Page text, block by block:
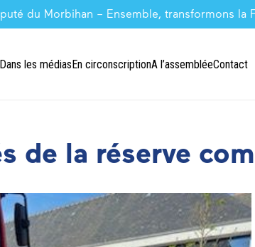
du Morbihan – Ensemble, transformons la
Dans les médiasEn circonscriptionA l’assembléeContact
de la réserve